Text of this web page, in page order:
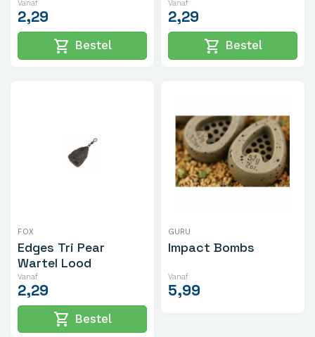
Vanaf
2,29
shopping_cart Bestel
Vanaf
2,29
shopping_cart Bestel
FOX
Edges Tri Pear
Wartel Lood
Vanaf
2,29
shopping_cart Bestel
GURU
Impact Bombs
Vanaf
5,99